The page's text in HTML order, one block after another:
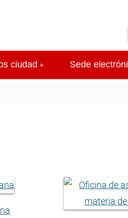
+
ciudad Sede